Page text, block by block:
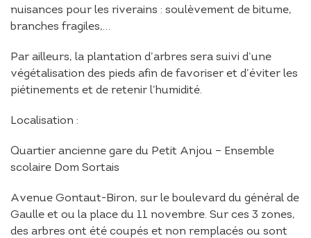
nuisances pour les riverains : soulèvement de bitume,
branches fragiles,…
Par ailleurs, la plantation d’arbres sera suivi d’une
végétalisation des pieds afin de favoriser et d’éviter les
piétinements et de retenir l’humidité.
Localisation :
Quartier ancienne gare du Petit Anjou – Ensemble
scolaire Dom Sortais
Avenue Gontaut-Biron, sur le boulevard du général de
Gaulle et ou la place du 11 novembre. Sur ces 3 zones,
des arbres ont été coupés et non remplacés ou sont